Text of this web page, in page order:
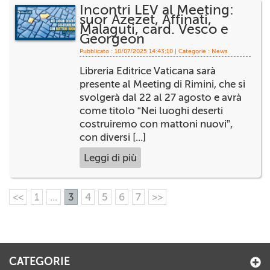
Incontri LEV al Meeting:
suor Azezet, Affinati,
Malaguti, card. Vesco e
Georgeon
Pubblicato : 10/07/2025 14:43:10 | Categorie : News
Libreria Editrice Vaticana sarà
presente al Meeting di Rimini, che si
svolgerà dal 22 al 27 agosto e avrà
come titolo “Nei luoghi deserti
costruiremo con mattoni nuovi”,
con diversi [...]
Leggi di più
<< 1 ... 3 4 5 6 7 >>
CATEGORIE